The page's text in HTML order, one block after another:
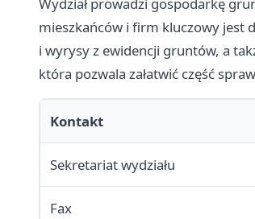
Wydział prowadzi gospodarkę
mieszkańców i firm kluczowy jest
i wyrysy z ewidencji gruntów, a
która pozwala załatwić część
Kontakt
Sekretariat wydziału
Fax